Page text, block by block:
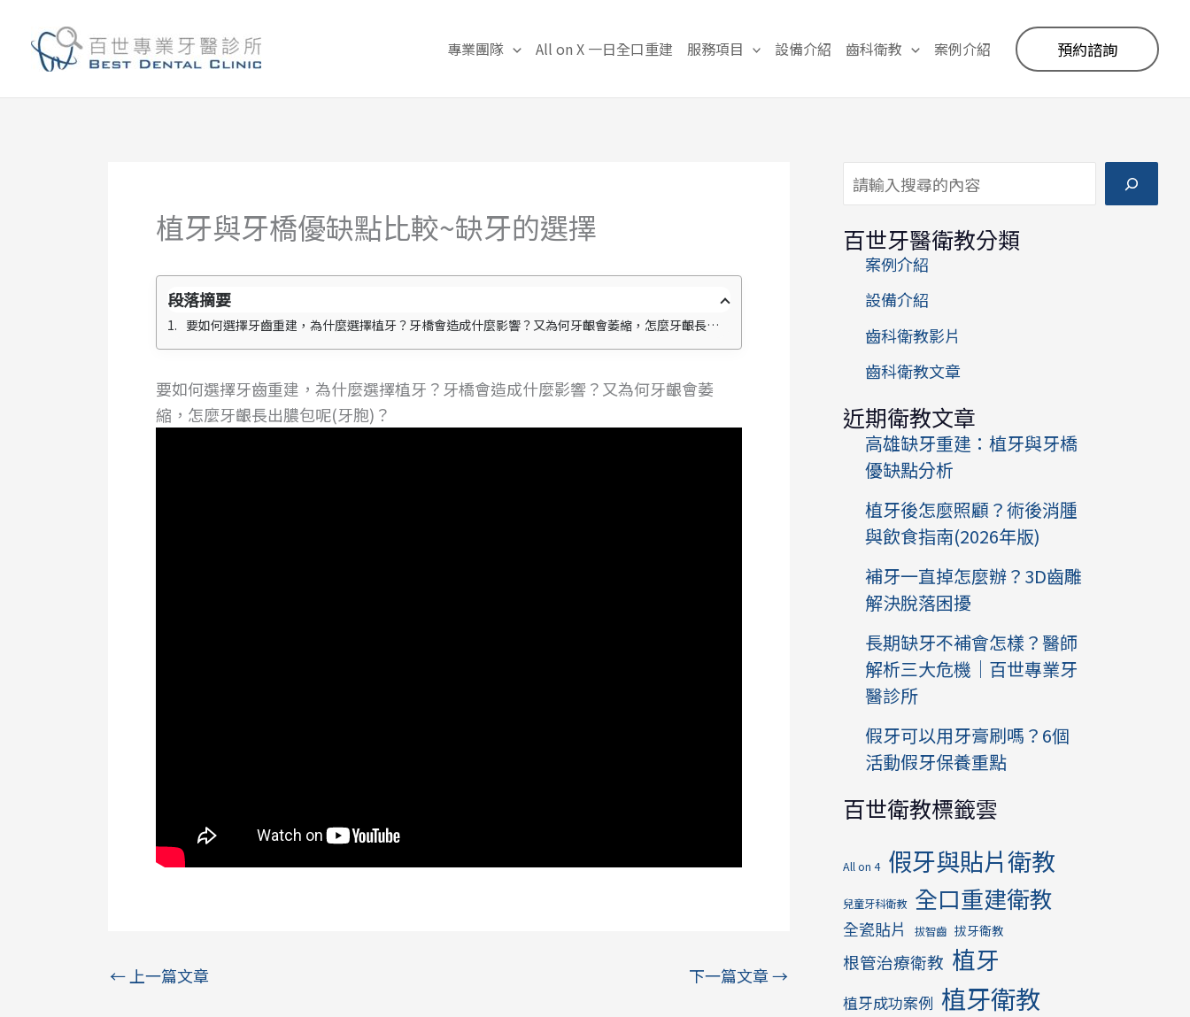
專業團隊 All on X 一日全口重建 服務項目 設備介紹 齒科衛教 案例介紹 預約諮詢
植牙與牙橋優缺點比較~缺牙的選擇
段落摘要
要如何選擇牙齒重建，為什麼選擇植牙？牙橋會造成什麼影響？又為何牙齦會萎縮，怎麼牙齦長出膿包呢(牙胞)？
要如何選擇牙齒重建，為什麼選擇植牙？牙橋會造成什麼影響？又為何牙齦會萎
縮，怎麼牙齦長出膿包呢(牙胞)？
← 上一篇文章 下一篇文章→
搜尋
百世牙醫衛教分類
案例介紹
設備介紹
齒科衛教影片
齒科衛教文章
近期衛教文章
高雄缺牙重建：植牙與牙橋
優缺點分析
植牙後怎麼照顧？術後消腫
與飲食指南(2026年版)
補牙一直掉怎麼辦？3D齒雕
解決脫落困擾
長期缺牙不補會怎樣？醫師
解析三大危機｜百世專業牙
醫診所
假牙可以用牙膏刷嗎？6個
活動假牙保養重點
百世衛教標籤雲
All on 4 假牙與貼片衛教
兒童牙科衛教 全口重建衛教
全瓷貼片 拔智齒 拔牙衛教
根管治療衛教 植牙
植牙成功案例 植牙衛教